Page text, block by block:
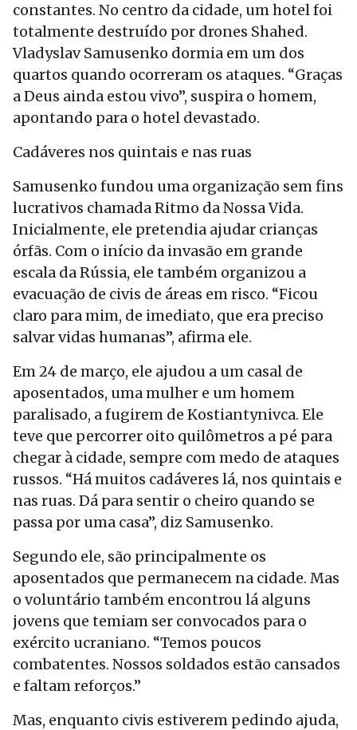
constantes. No centro da cidade, um hotel foi
totalmente destruído por drones Shahed.
Vladyslav Samusenko dormia em um dos
quartos quando ocorreram os ataques. “Graças
a Deus ainda estou vivo”, suspira o homem,
apontando para o hotel devastado.
Cadáveres nos quintais e nas ruas
Samusenko fundou uma organização sem fins
lucrativos chamada Ritmo da Nossa Vida.
Inicialmente, ele pretendia ajudar crianças
órfãs. Com o início da invasão em grande
escala da Rússia, ele também organizou a
evacuação de civis de áreas em risco. “Ficou
claro para mim, de imediato, que era preciso
salvar vidas humanas”, afirma ele.
Em 24 de março, ele ajudou a um casal de
aposentados, uma mulher e um homem
paralisado, a fugirem de Kostiantynivca. Ele
teve que percorrer oito quilômetros a pé para
chegar à cidade, sempre com medo de ataques
russos. “Há muitos cadáveres lá, nos quintais e
nas ruas. Dá para sentir o cheiro quando se
passa por uma casa”, diz Samusenko.
Segundo ele, são principalmente os
aposentados que permanecem na cidade. Mas
o voluntário também encontrou lá alguns
jovens que temiam ser convocados para o
exército ucraniano. “Temos poucos
combatentes. Nossos soldados estão cansados
e faltam reforços.”
Mas, enquanto civis estiverem pedindo ajuda,